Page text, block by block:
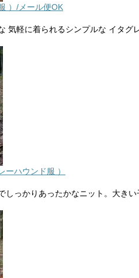
）/メール便OK
気軽に着られるシンプルな イタグ
ーハウンド服 ）
しっかりあったかなニット。大き